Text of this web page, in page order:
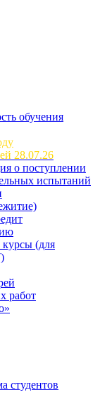
обучения
28.07.26
о поступлении
испытаний
(для
работ
студентов